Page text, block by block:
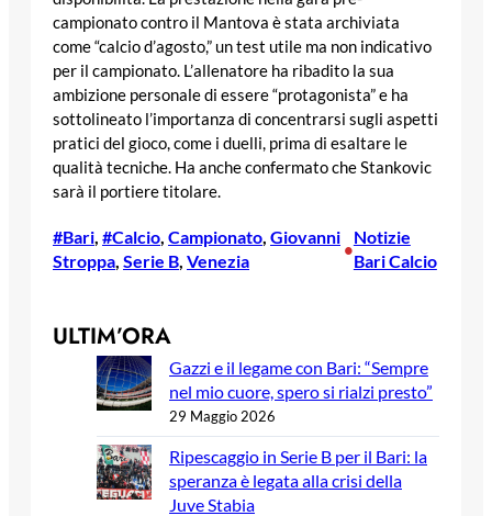
campionato contro il Mantova è stata archiviata
come “calcio d’agosto,” un test utile ma non indicativo
per il campionato. L’allenatore ha ribadito la sua
ambizione personale di essere “protagonista” e ha
sottolineato l’importanza di concentrarsi sugli aspetti
pratici del gioco, come i duelli, prima di esaltare le
qualità tecniche. Ha anche confermato che Stankovic
sarà il portiere titolare.
#Bari #Calcio Campionato Giovanni
Stroppa Serie B Venezia
•
Notizie
Bari Calcio
ULTIM’ORA
Gazzi e il legame con Bari: “Sempre
nel mio cuore, spero si rialzi presto”
29 Maggio 2026
Ripescaggio in Serie B per il Bari: la
speranza è legata alla crisi della
Juve Stabia